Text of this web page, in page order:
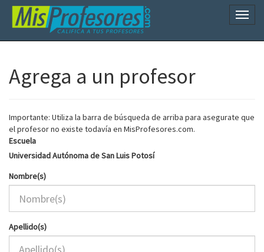
Agrega a un profesor
Importante: Utiliza la barra de búsqueda de arriba para asegurate que
el profesor no existe todavía en MisProfesores.com.
Escuela
Universidad Autónoma de San Luis Potosí
Nombre(s)
Apellido(s)